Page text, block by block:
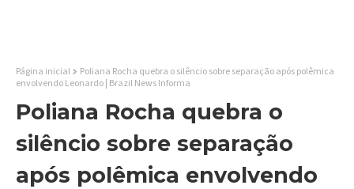
Página inicial
Poliana Rocha quebra o silêncio sobre separação após polêmica
envolvendo Leonardo | Brazil News Informa
Poliana Rocha quebra o
silêncio sobre separação
após polêmica envolvendo